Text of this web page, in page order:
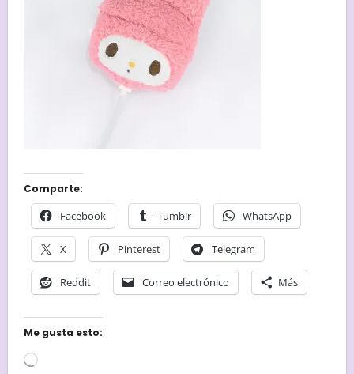
Comparte:
Facebook Tumblr WhatsApp
X Pinterest Telegram
Reddit Correo electrónico Más
Me gusta esto:
Cargando...